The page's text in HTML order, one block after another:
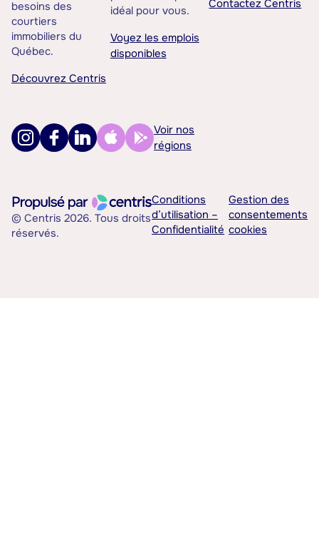
besoins des
courtiers
immobiliers du
Québec.
Découvrez Centris
idéal pour vous.
Voyez les emplois
disponibles
Contactez Centris
Voir nos
régions
© Centris 2026. Tous droits
réservés.
Conditions
d’utilisation –
Confidentialité
Gestion des
consentements
cookies